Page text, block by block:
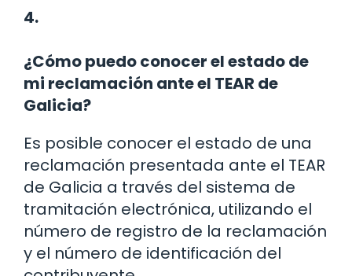
4.
¿Cómo puedo conocer el estado de
mi reclamación ante el TEAR de
Galicia?
Es posible conocer el estado de una
reclamación presentada ante el TEAR
de Galicia a través del sistema de
tramitación electrónica, utilizando el
número de registro de la reclamación
y el número de identificación del